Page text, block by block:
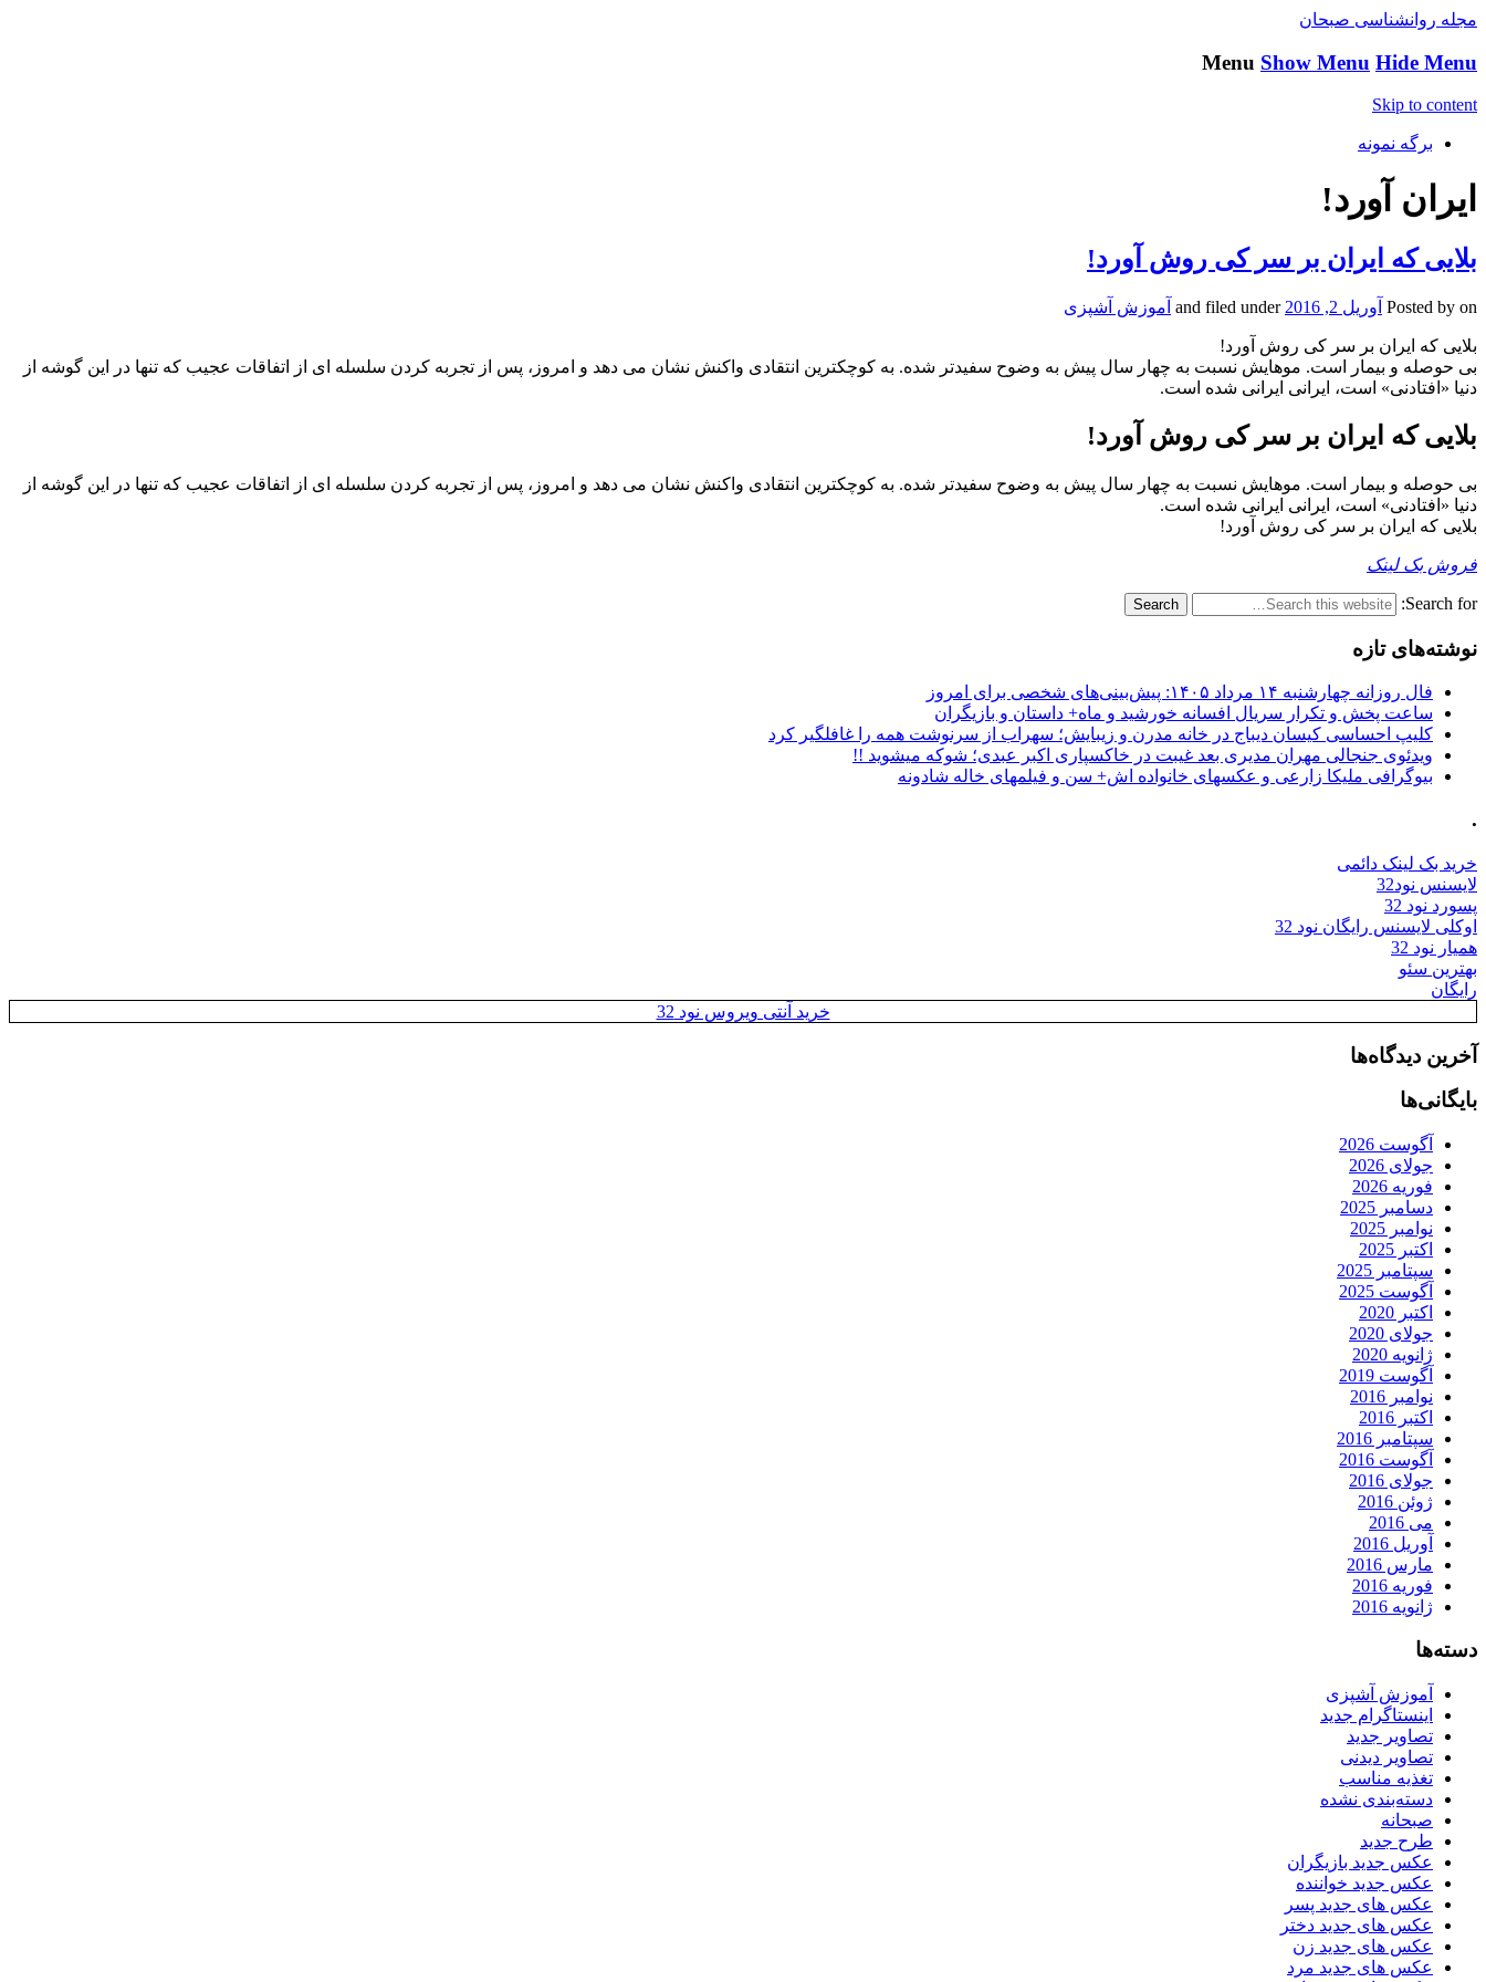
مجله روانشناسی صبحان
Menu Show Menu Hide Menu
Skip to content
برگه نمونه
ایران آورد!
بلایی که ایران بر سر کی روش آورد!
Posted by on آوریل 2, 2016 and filed under آموزش آشپزی
بلایی که ایران بر سر کی روش آورد!
بی حوصله و بیمار است. موهایش نسبت به چهار سال پیش به وضوح سفیدتر شده. به کوچکترین انتقادی واکنش نشان می دهد و امروز، پس از تجربه کردن سلسله ای از اتفاقات عجیب که تنها در این گوشه از
دنیا «افتادنی» است، ایرانی ایرانی شده است.
بلایی که ایران بر سر کی روش آورد!
بی حوصله و بیمار است. موهایش نسبت به چهار سال پیش به وضوح سفیدتر شده. به کوچکترین انتقادی واکنش نشان می دهد و امروز، پس از تجربه کردن سلسله ای از اتفاقات عجیب که تنها در این گوشه از
دنیا «افتادنی» است، ایرانی ایرانی شده است.
بلایی که ایران بر سر کی روش آورد!
فروش بک لینک
Search for:
نوشته‌های تازه
فال روزانه چهارشنبه ۱۴ مرداد ۱۴۰۵: پیش‌بینی‌های شخصی برای امروز
ساعت پخش و تکرار سریال افسانه خورشید و ماه+ داستان و بازیگران
کلیپ احساسی کیسان دیباج در خانه مدرن و زیبایش؛ سهراب از سرنوشت همه را غافلگیر کرد
ویدئوی جنجالی مهران مدیری بعد غیبت در خاکسپاری اکبر عبدی؛ شوکه میشوید !!
بیوگرافی ملیکا زارعی و عکسهای خانواده اش+ سن و فیلمهای خاله شادونه
.
خرید بک لینک دائمی
لایسنس نود32
پسورد نود 32
اوکلی لایسنس رایگان نود 32
همیار نود 32
بهترین سئو
رایگان
خرید آنتی ویروس نود 32
آخرین دیدگاه‌ها
بایگانی‌ها
آگوست 2026
جولای 2026
فوریه 2026
دسامبر 2025
نوامبر 2025
اکتبر 2025
سپتامبر 2025
آگوست 2025
اکتبر 2020
جولای 2020
ژانویه 2020
آگوست 2019
نوامبر 2016
اکتبر 2016
سپتامبر 2016
آگوست 2016
جولای 2016
ژوئن 2016
می 2016
آوریل 2016
مارس 2016
فوریه 2016
ژانویه 2016
دسته‌ها
آموزش آشپزی
اینستاگرام جدید
تصاویر جدید
تصاویر دیدنی
تغذیه مناسب
دسته‌بندی نشده
صبحانه
طرح جدید
عکس جدید بازیگران
عکس جدید خواننده
عکس های جدید پسر
عکس های جدید دختر
عکس های جدید زن
عکس های جدید مرد